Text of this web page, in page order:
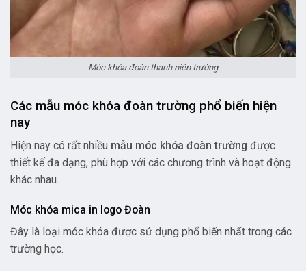
Móc khóa đoàn thanh niên trường
Các mẫu móc khóa đoàn trường phổ biến hiện
nay
Hiện nay có rất nhiều mẫu móc khóa đoàn trường được
thiết kế đa dạng, phù hợp với các chương trình và hoạt động
khác nhau.
Móc khóa mica in logo Đoàn
Đây là loại móc khóa được sử dụng phổ biến nhất trong các
trường học.